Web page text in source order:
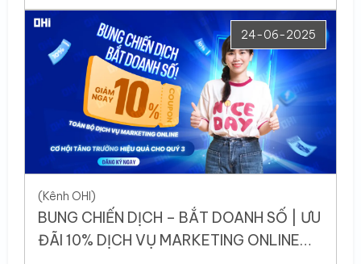
24-06-2025
(Kênh OHI)
BUNG CHIẾN DỊCH – BẮT DOANH SỐ | ƯU
ĐÃI 10% DỊCH VỤ MARKETING ONLINE